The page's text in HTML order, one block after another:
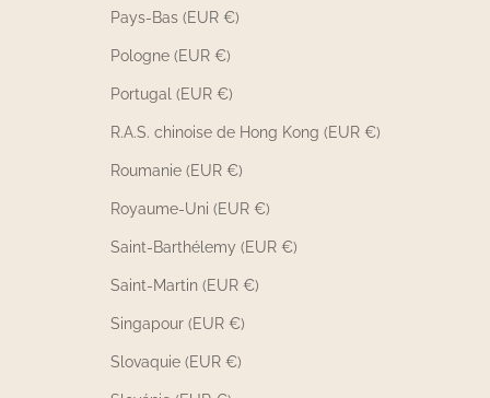
Pays-Bas (EUR €)
Pologne (EUR €)
Portugal (EUR €)
R.A.S. chinoise de Hong Kong (EUR €)
Roumanie (EUR €)
Royaume-Uni (EUR €)
Saint-Barthélemy (EUR €)
Saint-Martin (EUR €)
Singapour (EUR €)
Slovaquie (EUR €)